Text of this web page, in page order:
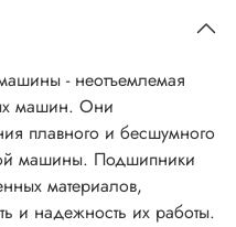
- неотъемлемая
машин. Они
плавного и бесшумного
машины. Подшипники
материалов,
и надежность их работы.